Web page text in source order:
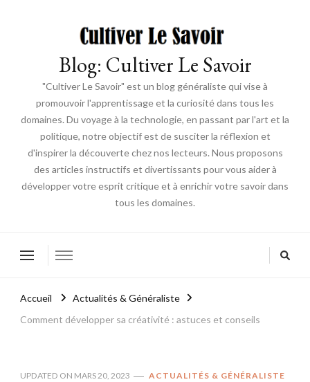
Blog: Cultiver Le Savoir
"Cultiver Le Savoir" est un blog généraliste qui vise à
promouvoir l'apprentissage et la curiosité dans tous les
domaines. Du voyage à la technologie, en passant par l'art et la
politique, notre objectif est de susciter la réflexion et
d'inspirer la découverte chez nos lecteurs. Nous proposons
des articles instructifs et divertissants pour vous aider à
développer votre esprit critique et à enrichir votre savoir dans
tous les domaines.
Accueil
Actualités & Généraliste
Comment développer sa créativité : astuces et conseils
UPDATED ON MARS 20, 2023 ACTUALITÉS & GÉNÉRALISTE